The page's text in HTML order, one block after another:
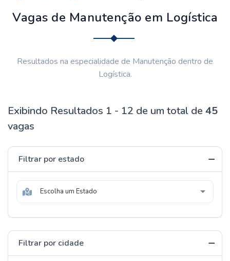
Vagas de Manutenção em Logística
Resultados na especialidade de Manutenção dentro de
Logística.
Exibindo Resultados 1 - 12 de um total de 45
vagas
Filtrar por estado
Escolha um Estado
Filtrar por cidade